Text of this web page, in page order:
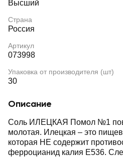
Высший
Страна
Россия
Артикул
073998
Упаковка от производителя (шт)
30
Описание
Соль ИЛЕЦКАЯ Помол №1
молотая. Илецкая – это
которая НЕ содержит
ферроцианид калия Е536.